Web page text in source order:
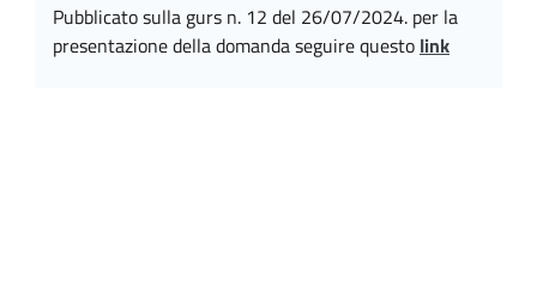
pubblicato sulla gurs n. 12 del 26/07/2024. per la
presentazione della domanda seguire questo link